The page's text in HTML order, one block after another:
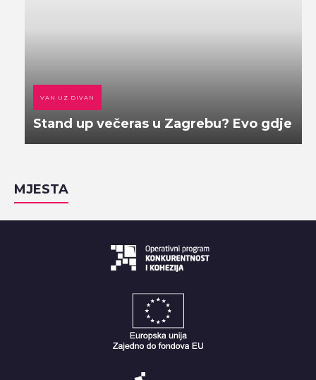
VAN UZ DIVAN
Stand up večeras u Zagrebu? Evo gdje
MJESTA